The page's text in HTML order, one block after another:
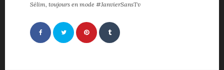
Sélim, toujours en mode #JanvierSansTv